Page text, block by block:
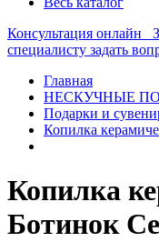
Консультация онлайн
специалисту задать
Главная
НЕСКУЧНЫЕ
Подарки и
Копилка
Копилка
Ботинок